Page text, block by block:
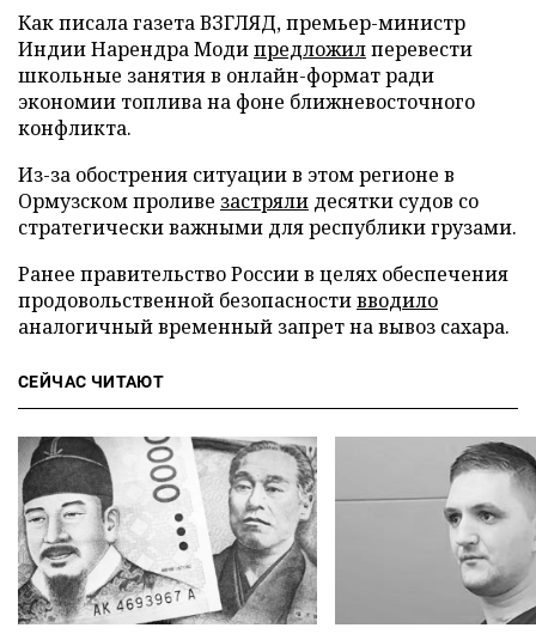
Как писала газета ВЗГЛЯД, премьер-министр
Индии Нарендра Модипредложилперевести
школьные занятия в онлайн-формат ради
экономии топлива на фоне ближневосточного
конфликта.
Из-за обострения ситуации в этом регионе в
Ормузском проливе застряли десятки судов со
стратегически важными для республики грузами.
Ранее правительство России в целях обеспечения
продовольственной безопасностивводило
аналогичный временный запрет на вывоз сахара.
СЕЙЧАС ЧИТАЮТ